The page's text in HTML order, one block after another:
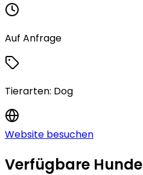
Auf Anfrage
Tierarten: Dog
Website besuchen
Verfügbare Hunde